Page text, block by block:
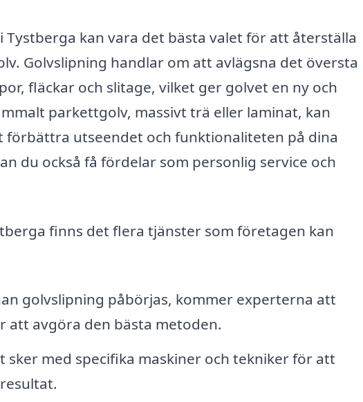
kan vara det bästa valet för att återställa
Golvslipning handlar om att avlägsna det översta
fläckar och slitage, vilket ger golvet en ny och
parkettgolv, massivt trä eller laminat, kan
utseendet och funktionaliteten på dina
du också få fördelar som personlig service och
finns det flera tjänster som företagen kan
golvslipning påbörjas, kommer experterna att
att avgöra den bästa metoden.
sker med specifika maskiner och tekniker för att